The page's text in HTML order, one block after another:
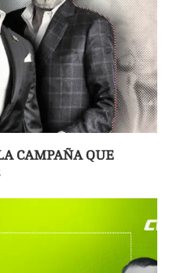
CAMPAÑA QUE